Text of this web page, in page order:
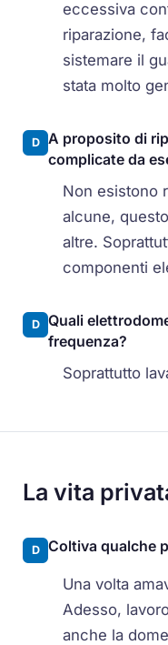
eccessiva
riparazione,
sistemare il
stata molto
D
A proposito di
complicate da
Non esistono
alcune,
altre.
componenti
D
Quali
frequenza?
Soprattutto
La vita
D Coltiva qualche
Una volta
Adesso,
anche la